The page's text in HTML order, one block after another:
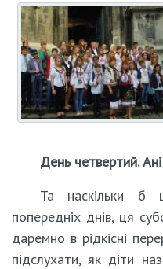
День четвертий.
Та наскільки б
попередніх днів, ця
даремно в рідкісні
підслухати, як діти